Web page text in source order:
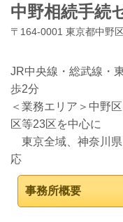
中野相続手続
〒164-0001 東京都中野
JR中央線・総武線・
歩2分
＜業務エリア＞中野
区等23区を中心に
東京全域、神奈川
応
事務所概要